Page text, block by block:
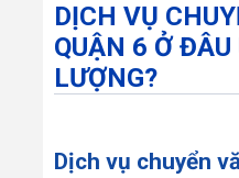
DỊCH VỤ
QUẬN 6 Ở
LƯỢNG?
Dịch vụ chuyển